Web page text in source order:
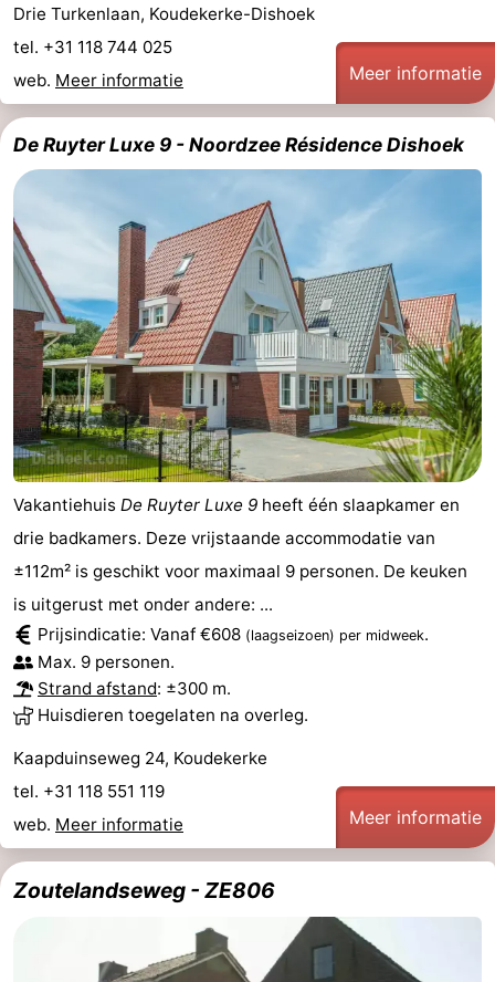
Drie Turkenlaan, Koudekerke-Dishoek
tel. +31 118 744 025
web. Meer informatie Meer informatie
De Ruyter Luxe 9 - Noordzee Résidence Dishoek
Vakantiehuis De Ruyter Luxe 9 heeft één slaapkamer en
drie badkamers. Deze vrijstaande accommodatie van
±112m² is geschikt voor maximaal 9 personen. De keuken
is uitgerust met onder andere: ...
Prijsindicatie: Vanaf €608 (laagseizoen) per midweek.
Max. 9 personen.
Strand afstand: ±300 m.
Huisdieren toegelaten na overleg.
Kaapduinseweg 24, Koudekerke
tel. +31 118 551 119
web. Meer informatie Meer informatie
Zoutelandseweg - ZE806